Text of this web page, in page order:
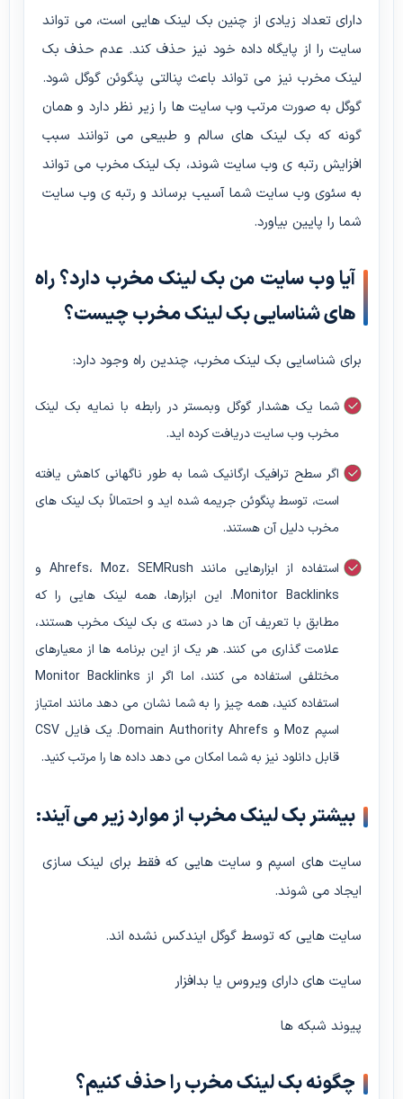
دارای تعداد زیادی از چنین بک لینک هایی است، می تواند
سایت را از پایگاه داده خود نیز حذف کند. عدم حذف بک
لینک مخرب نیز می تواند باعث پنالتی پنگوئن گوگل شود.
گوگل به صورت مرتب وب سایت ها را زیر نظر دارد و همان
گونه که بک لینک های سالم و طبیعی می توانند سبب
افزایش رتبه ی وب سایت شوند، بک لینک مخرب می تواند
به سئوی وب سایت شما آسیب برساند و رتبه ی وب سایت
شما را پایین بیاورد.
آیا وب سایت من بک لینک مخرب دارد؟ راه
های شناسایی بک لینک مخرب چیست؟
برای شناسایی بک لینک مخرب، چندین راه وجود دارد:
شما یک هشدار گوگل وبمستر در رابطه با نمایه بک لینک
مخرب وب سایت دریافت کرده اید.
اگر سطح ترافیک ارگانیک شما به طور ناگهانی کاهش یافته
است، توسط پنگوئن جریمه شده اید و احتمالاً بک لینک های
مخرب دلیل آن هستند.
استفاده از ابزارهایی مانند Ahrefs، Moz، SEMRush و
Monitor Backlinks. این ابزارها، همه لینک هایی را که
مطابق با تعریف آن ها در دسته ی بک لینک مخرب هستند،
علامت گذاری می کنند. هر یک از این برنامه ها از معیارهای
مختلفی استفاده می کنند، اما اگر از Monitor Backlinks
استفاده کنید، همه چیز را به شما نشان می دهد مانند امتیاز
اسپم Moz و Domain Authority Ahrefs. یک فایل CSV
قابل دانلود نیز به شما امکان می دهد داده ها را مرتب کنید.
بیشتر بک لینک مخرب از موارد زیر می آیند:
سایت های اسپم و سایت هایی که فقط برای لینک سازی
ایجاد می شوند.
سایت هایی که توسط گوگل ایندکس نشده اند.
سایت های دارای ویروس یا بدافزار
پیوند شبکه ها
چگونه بک لینک مخرب را حذف کنیم؟